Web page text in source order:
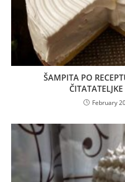
ŠAMPITA PO
February